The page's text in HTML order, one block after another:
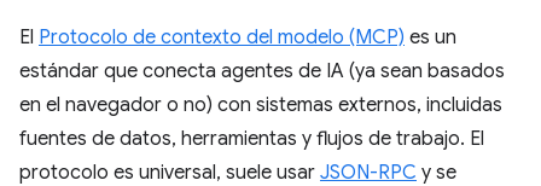
El Protocolo de contexto del modelo (MCP) es un
estándar que conecta agentes de IA (ya sean basados
en el navegador o no) con sistemas externos, incluidas
fuentes de datos, herramientas y flujos de trabajo. El
protocolo es universal, suele usar JSON-RPC y se